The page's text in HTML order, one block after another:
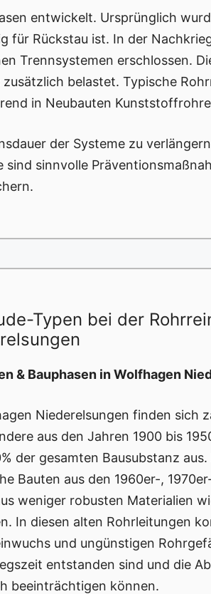
entwickelt. Ursprünglich
für Rückstau ist. In der
Trennsystemen erschlossen.
belastet. Typische
in Neubauten
der Systeme zu
sinnvolle
Typen bei der
& Bauphasen in Wolfhagen
Niederelsungen finden sich
aus den Jahren 1900 bis
der gesamten Bausubstanz
Bauten aus den 1960er-,
weniger robusten Materialien
In diesen alten Rohrleitungen
und ungünstigen
entstanden sind und die
beeinträchtigen können.